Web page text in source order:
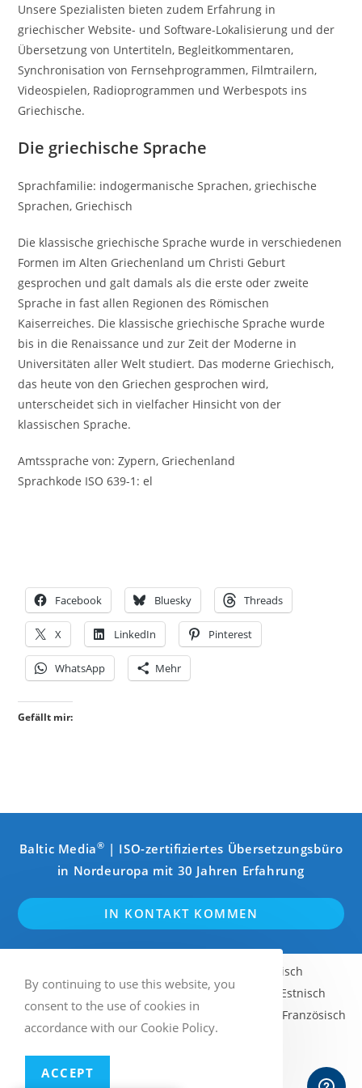
Unsere Spezialisten bieten zudem Erfahrung in
griechischer Website- und Software-Lokalisierung und der
Übersetzung von Untertiteln, Begleitkommentaren,
Synchronisation von Fernsehprogrammen, Filmtrailern,
Videospielen, Radioprogrammen und Werbespots ins
Griechische.
Die griechische Sprache
Sprachfamilie: indogermanische Sprachen, griechische
Sprachen, Griechisch
Die klassische griechische Sprache wurde in verschiedenen
Formen im Alten Griechenland um Christi Geburt
gesprochen und galt damals als die erste oder zweite
Sprache in fast allen Regionen des Römischen
Kaiserreiches. Die klassische griechische Sprache wurde
bis in die Renaissance und zur Zeit der Moderne in
Universitäten aller Welt studiert. Das moderne Griechisch,
das heute von den Griechen gesprochen wird,
unterscheidet sich in vielfacher Hinsicht von der
klassischen Sprache.
Amtssprache von: Zypern, Griechenland
Sprachkode ISO 639-1: el
Facebook Bluesky Threads
X LinkedIn Pinterest
WhatsApp Mehr
Gefällt mir:
Baltic Media® | ISO-zertifiziertes Übersetzungsbüro
in Nordeuropa mit 30 Jahren Erfahrung
IN KONTAKT KOMMEN
Finnisch
Norwegisch (Bokmål)
Lettisch
Estnisch
Litauisch
Russisch
Französisch
Italienisch
Spanisch
By continuing to use this website, you
consent to the use of cookies in
accordance with our Cookie Policy.
ACCEPT